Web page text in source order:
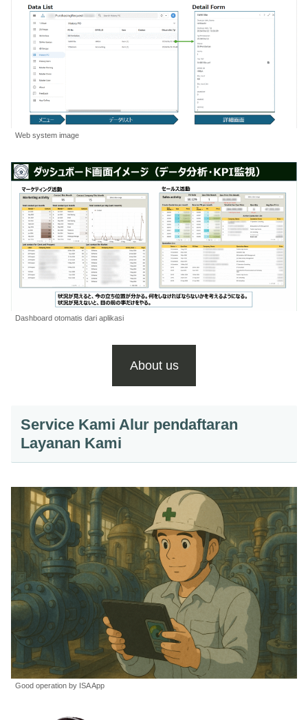
Web system image
Dashboard otomatis dari aplikasi
About us
Service Kami Alur pendaftaran
Layanan Kami
Good operation by ISA App